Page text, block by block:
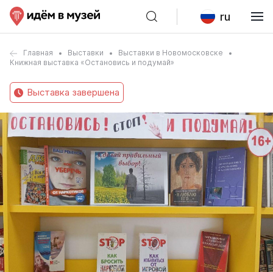
ru
Главная Выставки
Выставки в Новомосковске
Книжная выставка «Остановись и подумай»
Выставка завершена